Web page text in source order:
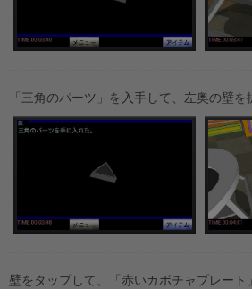
「三角のパーツ」を入手して、左奥の壁を
壁をタップして、「赤いカボチャプレート